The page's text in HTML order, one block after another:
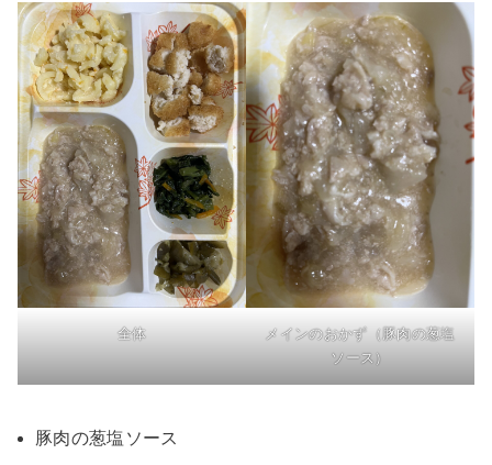
全体
メインのおかず（豚肉の葱塩
ソース）
豚肉の葱塩ソース